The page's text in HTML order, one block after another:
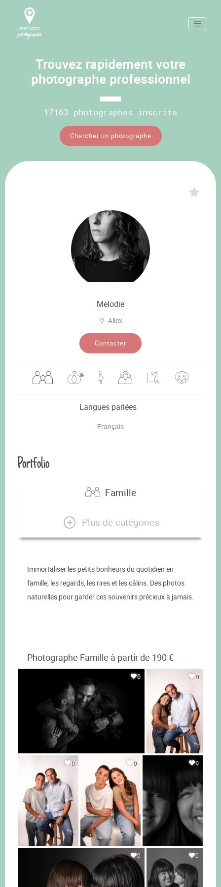
Trouvez rapidement votre
photographe professionnel
17163 photographes inscrits
Chercher un photographe
Melodie
Allex
Contacter
Langues parlées
Français
Portfolio
Famille
Plus de catégories
Immortaliser les petits bonheurs du quotidien en
famille, les regards, les rires et les câlins. Des photos
naturelles pour garder ces souvenirs précieux à jamais.
Photographe Famille à partir de 190 €
0 0
0 0 0
0 0